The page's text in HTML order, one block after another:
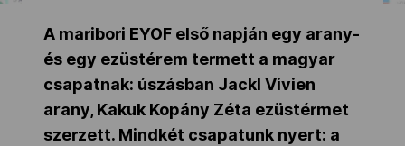
NOB
Társszervezetek
A maribori EYOF első napján egy arany-
és egy ezüstérem termett a magyar
csapatnak: úszásban Jackl Vivien
arany, Kakuk Kopány Zéta ezüstérmet
szerzett. Mindkét csapatunk nyert: a